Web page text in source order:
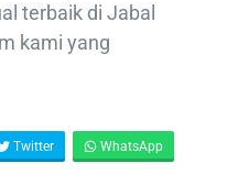
terbaik di Jabal
kami yang
Twitter WhatsApp